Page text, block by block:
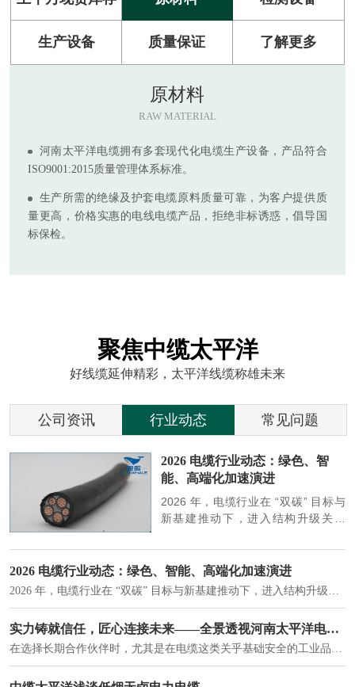
生产设备 质量保证 了解更多
原材料
RAW MATERIAL
河南太平洋电缆拥有多套现代化电缆生产设备，产品符合
ISO9001:2015质量管理体系标准。
生产所需的绝缘及护套电缆原料质量可靠，为客户提供质
量更高，价格实惠的电线电缆产品，拒绝非标诱惑，倡导国
标保检。
聚焦中缆太平洋
好线缆延伸精彩，太平洋线缆称雄未来
公司资讯 行业动态 常见问题
2026 电缆行业动态：绿色、智
能、高端化加速演进
2026 年，电缆行业在 “双碳” 目标与
新基建推动下，进入结构升级关键
大清晰趋势，市场格局持续优化。
2026 电缆行业动态：绿色、智能、高端化加速演进
实力铸就信任，匠心连接未来——全景透视河南太平洋电缆厂
在选择长期合作伙伴时，尤其是在电缆这类关乎基础安全的工业品上，供应商的“内在实力”远比一纸报价单更重要。今天，我们邀请您“云参观”河南太平洋电缆厂，透过每一个细节，看我们如何将“可靠”二字，铸入每一米电缆。